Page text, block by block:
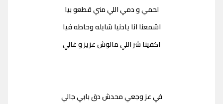
لحمي و دمي اللي مني قطعو بيا
اشمعنا انا يادنيا شايله وحاطه فيا
اكفينا شر اللي مالوش عزيز و غالي
في عز وجعي محدش دق بابي جالي